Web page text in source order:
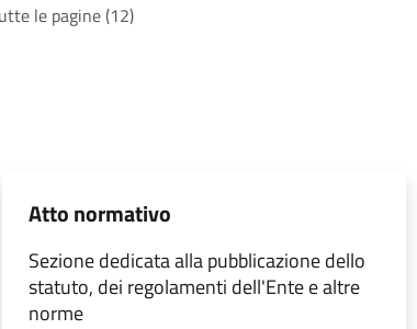
le pagine (12)
Atto normativo
Sezione dedicata alla pubblicazione dello
statuto, dei regolamenti dell'Ente e altre
norme